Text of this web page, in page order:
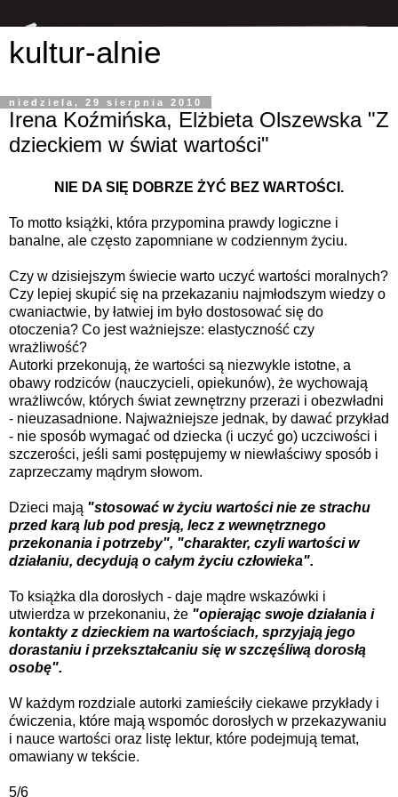
kultur-alnie
niedziela, 29 sierpnia 2010
Irena Koźmińska, Elżbieta Olszewska "Z
dzieckiem w świat wartości"
NIE DA SIĘ DOBRZE ŻYĆ BEZ WARTOŚCI.
To motto książki, która przypomina prawdy logiczne i
banalne, ale często zapomniane w codziennym życiu.
Czy w dzisiejszym świecie warto uczyć wartości moralnych?
Czy lepiej skupić się na przekazaniu najmłodszym wiedzy o
cwaniactwie, by łatwiej im było dostosować się do
otoczenia? Co jest ważniejsze: elastyczność czy
wrażliwość?
Autorki przekonują, że wartości są niezwykle istotne, a
obawy rodziców (nauczycieli, opiekunów), że wychowają
wrażliwców, których świat zewnętrzny przerazi i obezwładni
- nieuzasadnione. Najważniejsze jednak, by dawać przykład
- nie sposób wymagać od dziecka (i uczyć go) uczciwości i
szczerości, jeśli sami postępujemy w niewłaściwy sposób i
zaprzeczamy mądrym słowom.
Dzieci mają "stosować w życiu wartości nie ze strachu
przed karą lub pod presją, lecz z wewnętrznego
przekonania i potrzeby", "charakter, czyli wartości w
działaniu, decydują o całym życiu człowieka".
To książka dla dorosłych - daje mądre wskazówki i
utwierdza w przekonaniu, że "opierając swoje działania i
kontakty z dzieckiem na wartościach, sprzyjają jego
dorastaniu i przekształcaniu się w szczęśliwą dorosłą
osobę".
W każdym rozdziale autorki zamieściły ciekawe przykłady i
ćwiczenia, które mają wspomóc dorosłych w przekazywaniu
i nauce wartości oraz listę lektur, które podejmują temat,
omawiany w tekście.
5/6